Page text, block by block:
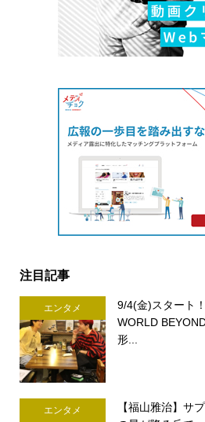
注目記事
エンタメ
9/4(金)スタート
WORLD
形...
エンタメ
【福山雅治】サ